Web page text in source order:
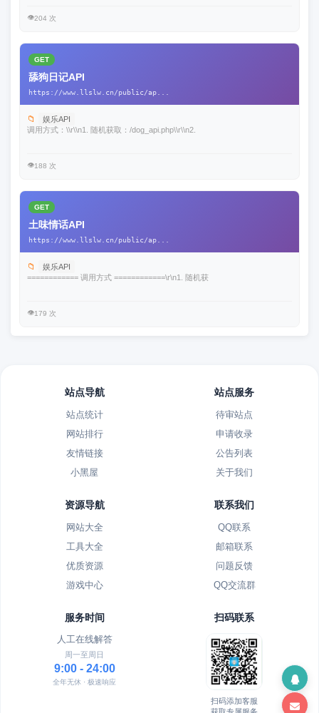
👁️204 次
GET
舔狗日记API
https://www.llslw.cn/public/ap...
📁
娱乐API
调用方式：\\r\\n1. 随机获取：/dog_api.php\\r\\n2.
👁️188 次
GET
土味情话API
https://www.llslw.cn/public/ap...
📁
娱乐API
============ 调用方式 ============\r\n1. 随机获
👁️179 次
站点导航
站点统计
网站排行
友情链接
小黑屋
站点服务
待审站点
申请收录
公告列表
关于我们
资源导航
网站大全
工具大全
优质资源
游戏中心
联系我们
QQ联系
邮箱联系
问题反馈
QQ交流群
服务时间
人工在线解答
周一至周日
9:00 - 24:00
全年无休 · 极速响应
扫码联系
扫码添加客服